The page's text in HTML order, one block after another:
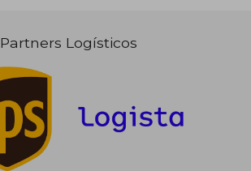
Partners Logísticos